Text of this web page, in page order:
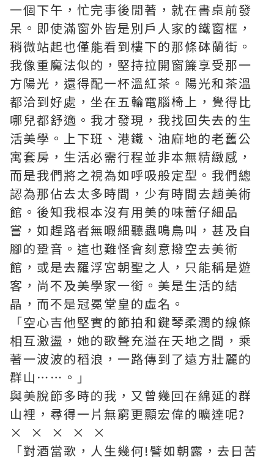
一個下午，忙完事後閒著，就在書桌前發
呆。即使滿窗外皆是別戶人家的鐵窗框，
稍微站起也僅能看到樓下的那條砵蘭街。
我像重魔法似的，堅持拉開窗簾享受那一
方陽光，還得配一杯溫紅茶。陽光和茶溫
都洽到好處，坐在五輪電腦椅上，覺得比
哪兒都舒適。我才發現，我找回失去的生
活美學。上下班、港鐵、油麻地的老舊公
寓套房，生活必需行程並非本無精緻感，
而是我們將之視為如呼吸般定型。我們總
認為那佔去太多時間，少有時間去趟美術
館。後知我根本沒有用美的味蕾仔細品
嘗，如趕路者無暇細聽蟲鳴鳥叫，甚及自
腳的跫音。這也難怪會刻意撥空去美術
館，或是去羅浮宮朝聖之人，只能稱是遊
客，尚不及美學家一銜。美是生活的結
晶，而不是冠冕堂皇的虛名。
「空心吉他堅實的節拍和鍵琴柔潤的線條
相互激盪，她的歌聲充溢在天地之間，乘
著一波波的稻浪，一路傳到了遠方壯麗的
群山⋯⋯。」
與美脫節多時的我，又曾幾回在綿延的群
山裡，尋得一片無窮更顯宏偉的曠達呢?
× × × × ×
「對酒當歌，人生幾何!譬如朝露，去日苦